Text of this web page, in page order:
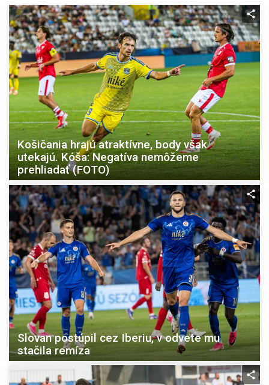
Košičania hrajú atraktívne, body však
utekajú. Kóša: Negatíva nemôžeme
prehliadať (FOTO)
Slovan postúpil cez Iberiu, v odvete mu
stačila remíza